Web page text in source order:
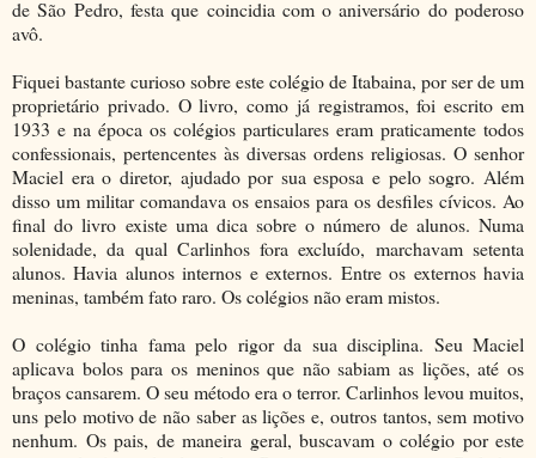
de São Pedro, festa que coincidia com o aniversário do poderoso
avô.
Fiquei bastante curioso sobre este colégio de Itabaina, por ser de um
proprietário privado. O livro, como já registramos, foi escrito em
1933 e na época os colégios particulares eram praticamente todos
confessionais, pertencentes às diversas ordens religiosas. O senhor
Maciel era o diretor, ajudado por sua esposa e pelo sogro. Além
disso um militar comandava os ensaios para os desfiles cívicos. Ao
final do livro existe uma dica sobre o número de alunos. Numa
solenidade, da qual Carlinhos fora excluído, marchavam setenta
alunos. Havia alunos internos e externos. Entre os externos havia
meninas, também fato raro. Os colégios não eram mistos.
O colégio tinha fama pelo rigor da sua disciplina. Seu Maciel
aplicava bolos para os meninos que não sabiam as lições, até os
braços cansarem. O seu método era o terror. Carlinhos levou muitos,
uns pelo motivo de não saber as lições e, outros tantos, sem motivo
nenhum. Os pais, de maneira geral, buscavam o colégio por este